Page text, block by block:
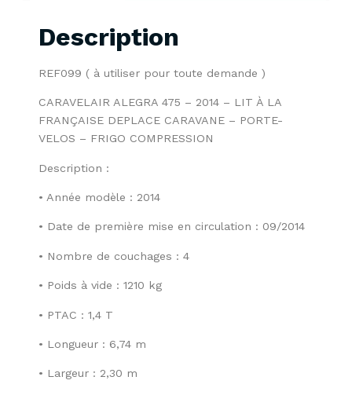
Description
REF099 ( à utiliser pour toute demande )
CARAVELAIR ALEGRA 475 – 2014 – LIT À LA
FRANÇAISE DEPLACE CARAVANE – PORTE-
VELOS – FRIGO COMPRESSION
Description :
• Année modèle : 2014
• Date de première mise en circulation : 09/2014
• Nombre de couchages : 4
• Poids à vide : 1210 kg
• PTAC : 1,4 T
• Longueur : 6,74 m
• Largeur : 2,30 m